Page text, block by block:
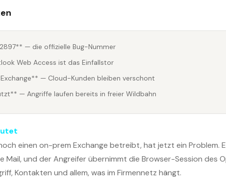
— die offizielle Bug-Nummer
Web Access ist das Einfallstor
— Cloud-Kunden bleiben verschont
— Angriffe laufen bereits in freier Wildbahn
einen on-prem Exchange betreibt, hat jetzt ein Problem.
Mail, und der Angreifer übernimmt die Browser-Session des
Kontakten und allem, was im Firmennetz hängt.